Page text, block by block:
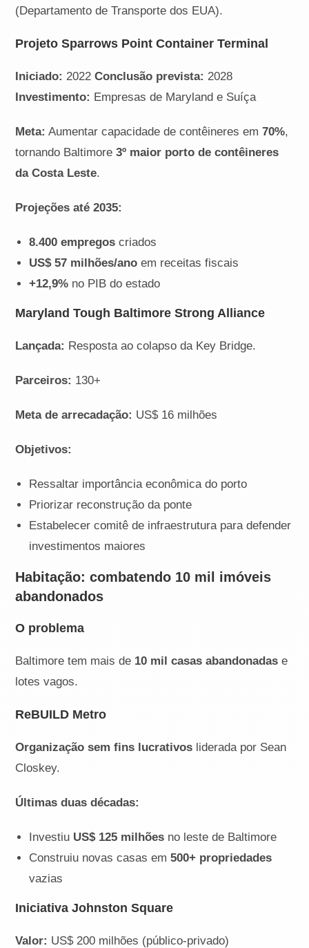
(Departamento de Transporte dos EUA).
Projeto Sparrows Point Container Terminal
Iniciado: 2022Conclusão prevista: 2028
Investimento: Empresas de Maryland e Suíça
Meta: Aumentar capacidade de contêineres em70%,
tornando Baltimore3º maior porto de contêineres
da Costa Leste.
Projeções até 2035:
8.400 empregos criados
US$ 57 milhões/ano em receitas fiscais
+12,9% no PIB do estado
Maryland Tough Baltimore Strong Alliance
Lançada: Resposta ao colapso da Key Bridge.
Parceiros: 130+
Meta de arrecadação: US$ 16 milhões
Objetivos:
Ressaltar importância econômica do porto
Priorizar reconstrução da ponte
Estabelecer comitê de infraestrutura para defender
investimentos maiores
Habitação: combatendo 10 mil imóveis
abandonados
O problema
Baltimore tem mais de 10 mil casas abandonadas e
lotes vagos.
ReBUILD Metro
Organização sem fins lucrativos liderada por Sean
Closkey.
Últimas duas décadas:
Investiu US$ 125 milhões no leste de Baltimore
Construiu novas casas em500+ propriedades
vazias
Iniciativa Johnston Square
Valor: US$ 200 milhões (público-privado)